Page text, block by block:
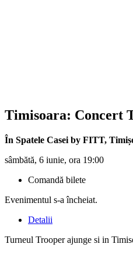
Timisoara: Concert
În Spatele Casei by FITT,
sâmbătă, 6 iunie, ora 19:00
Comandă bilete
Evenimentul s-a încheiat.
Detalii
Turneul Trooper ajunge si in